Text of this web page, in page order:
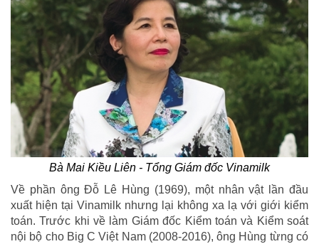
Bà Mai Kiều Liên - Tổng Giám đốc Vinamilk
Về phần ông Đỗ Lê Hùng (1969), một nhân vật lần đầu
xuất hiện tại Vinamilk nhưng lại không xa lạ với giới kiểm
toán. Trước khi về làm Giám đốc Kiểm toán và Kiểm soát
nội bộ cho Big C Việt Nam (2008-2016), ông Hùng từng có